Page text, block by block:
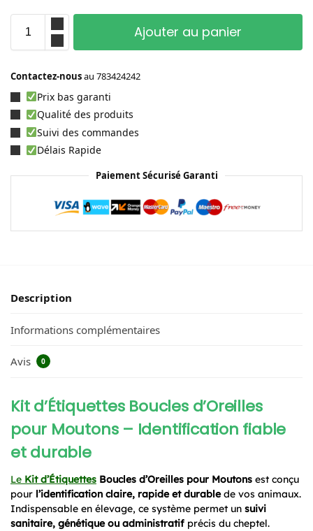
Ajouter au panier
Contactez-nousau 783424242
Prix bas garanti
Qualité des produits
Suivi des commandes
Délais Rapide
Paiement Sécurisé Garanti
Description
Informations complémentaires
Avis 0
Kit d’Étiquettes Boucles d’Oreilles
pour Moutons – Identification fiable
et durable
Le Kit d’Étiquettes Boucles d’Oreilles pour Moutons est conçu
pour l’identification claire, rapide et durablede vos animaux.
Indispensable en élevage, ce système permet un suivi
sanitaire, génétique ou administratif précis du cheptel.